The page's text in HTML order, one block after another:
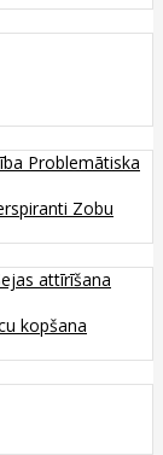
Problemātiska
Zobu
attīrīšana
kopšana